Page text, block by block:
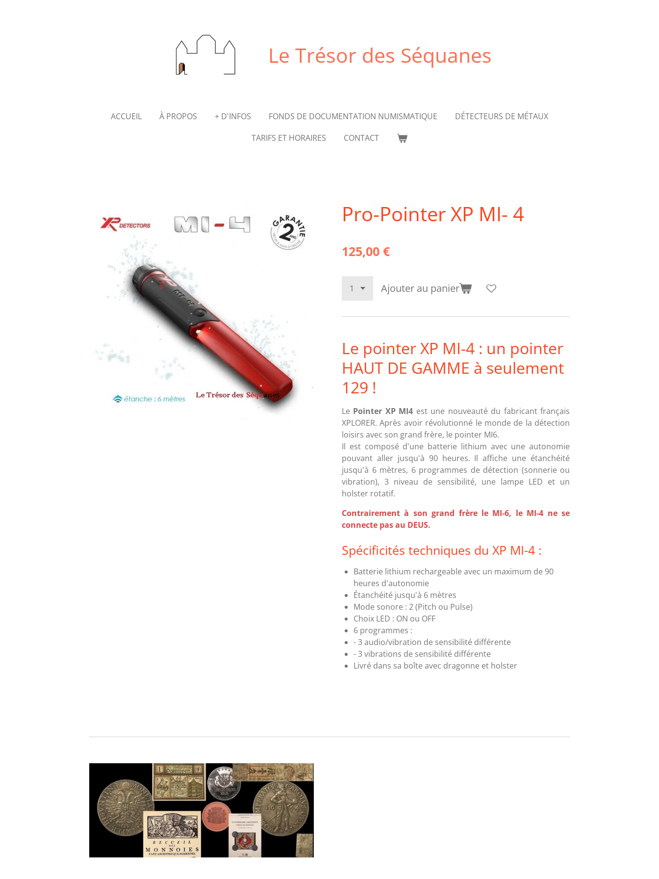
Le Trésor des Séquanes
ACCUEIL À PROPOS + D'INFOS FONDS DE DOCUMENTATION NUMISMATIQUE
DÉTECTEURS DE MÉTAUX
TARIFS ET HORAIRES
CONTACT
Pro-Pointer XP MI- 4
125,00 €
Ajouter au panier
Le pointer XP MI-4 : un pointer
HAUT DE GAMME à seulement
129 !
Le Pointer XP MI4 est une nouveauté du fabricant français
XPLORER. Après avoir révolutionné le monde de la détection
loisirs avec son grand frère, le pointer MI6.
Il est composé d'une batterie lithium avec une autonomie
pouvant aller jusqu'à 90 heures. Il affiche une étanchéité
jusqu'à 6 mètres, 6 programmes de détection (sonnerie ou
vibration), 3 niveau de sensibilité, une lampe LED et un
holster rotatif.
Contrairement à son grand frère le MI-6, le MI-4 ne se
connecte pas au DEUS.
Spécificités techniques du XP MI-4 :
Batterie lithium rechargeable avec un maximum de 90
heures d'autonomie
Étanchéité jusqu'à 6 mètres
Mode sonore : 2 (Pitch ou Pulse)
Choix LED : ON ou OFF
6 programmes :
- 3 audio/vibration de sensibilité différente
- 3 vibrations de sensibilité différente
Livré dans sa boîte avec dragonne et holster